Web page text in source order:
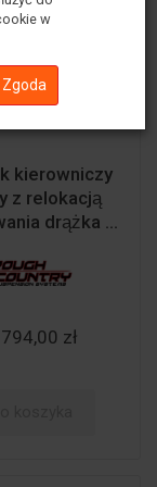
kierowniczy
z relokacją
drążka ...
zł
w
Zgoda